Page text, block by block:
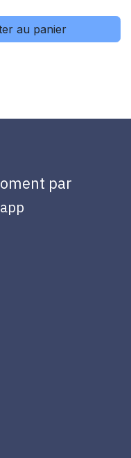
au panier
par